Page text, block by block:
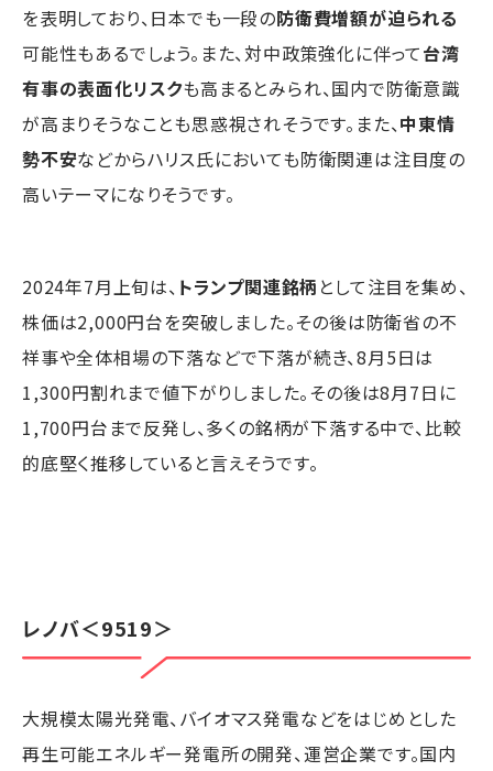
を表明しており、日本でも一段の防衛費増額が迫られる
可能性もあるでしょう。また、対中政策強化に伴って台湾
有事の表面化リスクも高まるとみられ、国内で防衛意識
が高まりそうなことも思惑視されそうです。また、中東情
勢不安などからハリス氏においても防衛関連は注目度の
高いテーマになりそうです。
2024年7月上旬は、 トランプ関連銘柄 として注目を集め、
株価は2,000円台を突破しました。その後は防衛省の不
祥事や全体相場の下落などで下落が続き、8月5日は
1,300円割れまで値下がりしました。その後は8月7日に
1,700円台まで反発し、多くの銘柄が下落する中で、比較
的底堅く推移していると言えそうです。
レノバ＜9519＞
大規模太陽光発電、バイオマス発電などをはじめとした
再生可能エネルギー発電所の開発、運営企業です。国内